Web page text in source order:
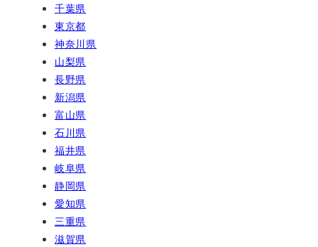
千葉県
東京都
神奈川県
山梨県
長野県
新潟県
富山県
石川県
福井県
岐阜県
静岡県
愛知県
三重県
滋賀県